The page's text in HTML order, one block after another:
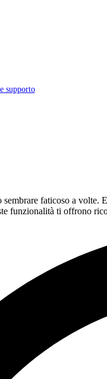
supporto
faticoso a volte.
funzionalità ti offrono